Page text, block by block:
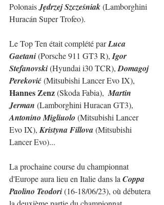
Polonais Jędrzej Szcześniak (Lamborghini
Huracán Super Trofeo).
Le Top Ten était complété par Luca
Gaetani (Porsche 911 GT3 R), Igor
Stefanovski (Hyundai i30 TCR), Domagoj
Pereković (Mitsubishi Lancer Evo IX),
Hannes Zenz (Skoda Fabia), Martin
Jerman (Lamborghini Huracan GT3),
Antonino Migliuolo (Mitsubishi Lancer
Evo IX), Kristyna Fillova (Mitsubishi
Lancer Evo)...
La prochaine course du championnat
d'Europe aura lieu en Italie dans la Coppa
Paolino Teodori (16-18/06/23), où débutera